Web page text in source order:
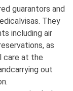
guarantors and
They
including air
as
care at the
out